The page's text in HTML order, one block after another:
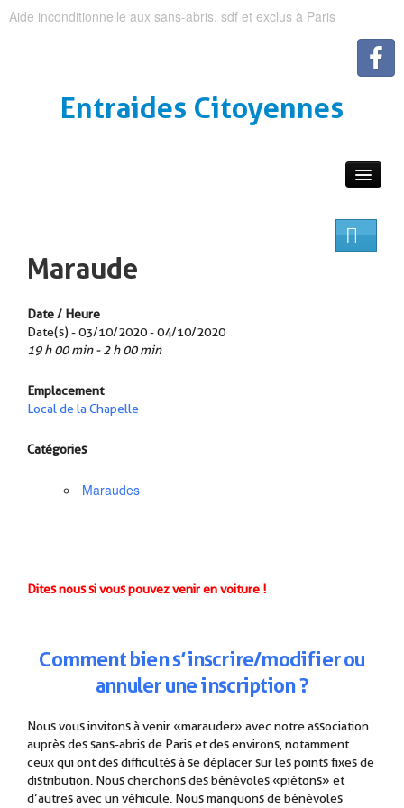
Aide inconditionnelle aux sans-abris, sdf et exclus à Paris
Entraides Citoyennes
Maraude
Date / Heure
Date(s) - 03/10/2020 - 04/10/2020
19 h 00 min - 2 h 00 min
Emplacement
Local de la Chapelle
Catégories
Maraudes
Dites nous si vous pouvez venir en voiture !
Commentbiens’inscrire/modifier ou
annuler une inscription ?
Nous vous invitons à venir « marauder » avec notre association
auprès des sans-abris de Paris et des environs, notamment
ceux qui ont des difficultés à se déplacer sur les points fixes de
distribution. Nous cherchons des bénévoles « piétons » et
d’autres avec un véhicule. Nous manquons de bénévoles